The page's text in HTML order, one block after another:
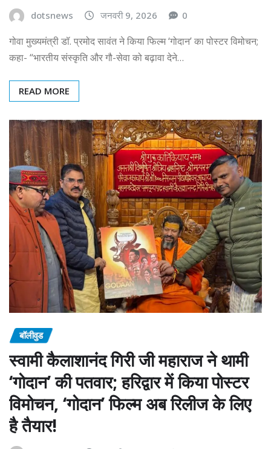
dotsnews जनवरी 9, 2026 0
गोवा मुख्यमंत्री डॉ. प्रमोद सावंत ने किया फिल्म ‘गोदान’ का पोस्टर विमोचन;
कहा- “भारतीय संस्कृति और गौ-सेवा को बढ़ावा देने…
READ MORE
बॉलीवुड
स्वामी कैलाशानंद गिरी जी महाराज ने थामी
‘गोदान’ की पतवार; हरिद्वार में किया पोस्टर
विमोचन, ‘गोदान’ फिल्म अब रिलीज के लिए
है तैयार!